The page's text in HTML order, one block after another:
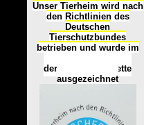
Unser Tierheim wird nach
den Richtlinien des
Deutschen
Tierschutzbundes
betrieben und wurde im
der
Tierheimplakette
ausgezeichnet